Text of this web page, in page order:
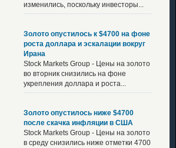
изменились, поскольку инвесторы...
Золото опустилось к $4700 на фоне
роста доллара и эскалации вокруг
Ирана
Stock Markets Group - Цены на золото
во вторник снизились на фоне
укрепления доллара и роста...
Золото опустилось ниже $4700
после скачка инфляции в США
Stock Markets Group - Цены на золото
в среду снизились ниже отметки 4700